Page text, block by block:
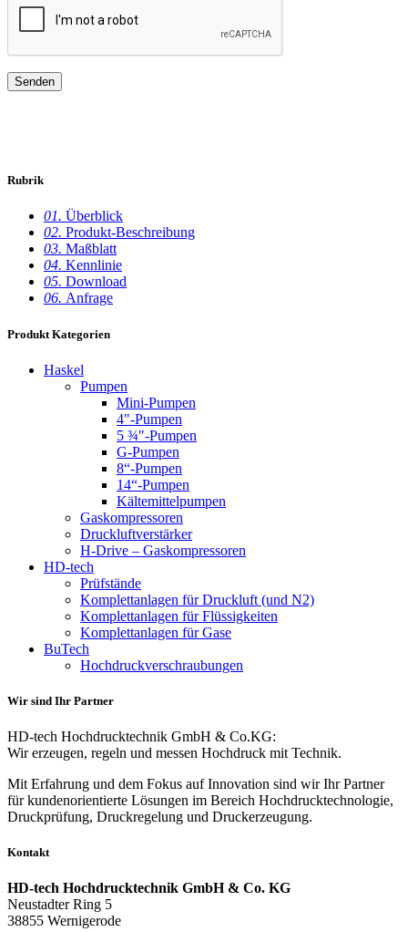
Rubrik
01. Überblick
02. Produkt-Beschreibung
03. Maßblatt
04. Kennlinie
05. Download
06. Anfrage
Produkt Kategorien
Haskel
Pumpen
Mini-Pumpen
4"-Pumpen
5 ¾″-Pumpen
G-Pumpen
8“-Pumpen
14“-Pumpen
Kältemittelpumpen
Gaskompressoren
Druckluftverstärker
H-Drive – Gaskompressoren
HD-tech
Prüfstände
Komplettanlagen für Druckluft (und N2)
Komplettanlagen für Flüssigkeiten
Komplettanlagen für Gase
BuTech
Hochdruckverschraubungen
Wir sind Ihr Partner
HD-tech Hochdrucktechnik GmbH & Co.KG:
Wir erzeugen, regeln und messen Hochdruck mit Technik.
Mit Erfahrung und dem Fokus auf Innovation sind wir Ihr Partner
für kundenorientierte Lösungen im Bereich Hochdrucktechnologie,
Druckprüfung, Druckregelung und Druckerzeugung.
Kontakt
HD-tech Hochdrucktechnik GmbH & Co. KG
Neustadter Ring 5
38855 Wernigerode